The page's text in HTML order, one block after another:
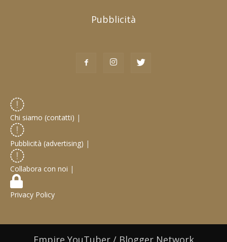
Pubblicità
Chi siamo (contatti) |
Pubblicità (advertising) |
Collabora con noi |
Privacy Policy
Empire YouTuber / Blogger Network